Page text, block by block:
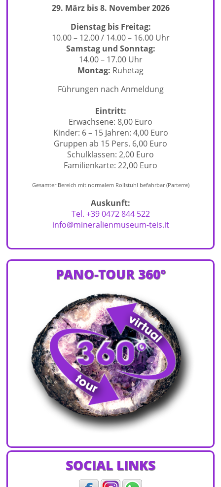
29. März bis 8. November 2026
Dienstag bis Freitag:
10.00 – 12.00 / 14.00 – 16.00 Uhr
Samstag und Sonntag:
14.00 – 17.00 Uhr
Montag: Ruhetag
Führungen nach Anmeldung
Eintritt:
Erwachsene: 8,00 Euro
Kinder: 6 – 15 Jahren: 4,00 Euro
Gruppen ab 15 Pers. 6,00 Euro
Schulklassen: 2,00 Euro
Familienkarte: 22,00 Euro
Gesamter Bereich mit normalem Rollstuhl befahrbar (Parterre)
Auskunft:
Tel. +39 0472 844 522
info@mineralienmuseum-teis.it
PANO-TOUR 360°
SOCIAL LINKS